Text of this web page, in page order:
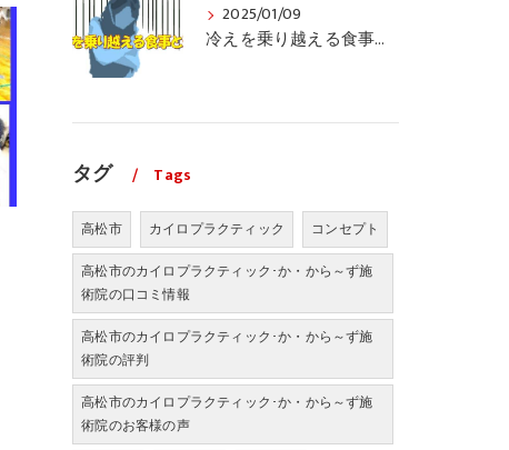
2025/01/09
冷えを乗り越える食事と運動
タグ Tags
高松市 カイロプラクティック
コンセプト
高松市のカイロプラクティック･か・から～ず施
術院の口コミ情報
高松市のカイロプラクティック･か・から～ず施
術院の評判
高松市のカイロプラクティック･か・から～ず施
術院のお客様の声